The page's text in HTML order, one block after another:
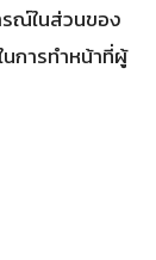
ณ์ในส่วนของ
นการทำหน้าที่ผู้